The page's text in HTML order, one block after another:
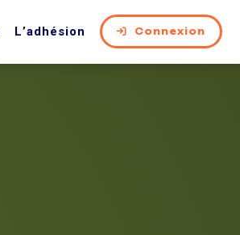
L’adhésion Connexion